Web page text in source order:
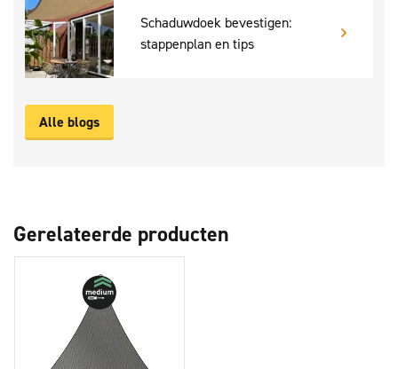
wegwaait. Hang het doek enigszins schuin op, zodat er bij
regen geen waterzak ontstaat en het water er gemakkelijk af
kan lopen. Wees overigens niet bang voor scheuren in het
doek. Dit wordt tegengegaan door de PP-band die de zijzomen
en de hoeken verstevigt. Om het doek mooi te houden, kun je
hem met wat water eenvoudig reinigen.
Met de Como schaduwdoeken van Livn kun jij verantwoord
je haalt geen nat pak. Ze zijn verkrijgbaar in verschillende
formaten, vormen en kleuren. Met de los verkrijgbare
bevestigingsset hang je het doek eenvoudig zelf op.
Schaduwdoek bevestigen:
stappenplan en tips
Alle blogs
Gerelateerde producten